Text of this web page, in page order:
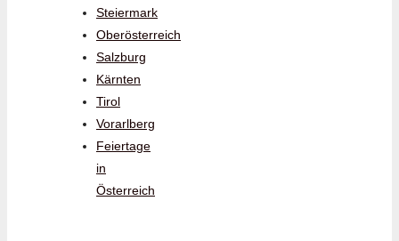
Steiermark
Oberösterreich
Salzburg
Kärnten
Tirol
Vorarlberg
Feiertage
in
Österreich